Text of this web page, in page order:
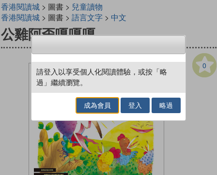
香港閱讀城> 圖書 > 兒童讀物
香港閱讀城> 圖書 > 語言文字> 中文
公雞阿歪嘎嘎嘎
0
請登入以享受個人化閱讀體驗，或按「略
過」繼續瀏覽。
成為會員 登入 略過